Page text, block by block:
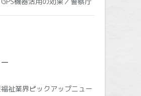
祉業界ピックアップニュー